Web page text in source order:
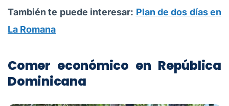
También te puede interesar: Plan de dos días en
La Romana
Comer económico en República
Dominicana